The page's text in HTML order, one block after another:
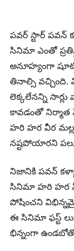
పవర్ స్టార్ పవన్
సినిమా ఎంతో
అనూహ్యంగా
తినాల్సి
లెక్కలేనన్ని
కావడంతో నిర్మాత
హరి హర వీర
నష్టపోయారని
నిజానికి పవన్
సినిమా హరి హర
పోషించని
ఈ సినిమా ఫస్ట్
భిన్నంగా